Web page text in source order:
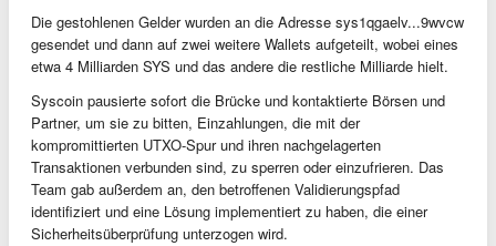
Die gestohlenen Gelder wurden an die Adresse sys1qgaelv...9wvcw
gesendet und dann auf zwei weitere Wallets aufgeteilt, wobei eines
etwa 4 Milliarden SYS und das andere die restliche Milliarde hielt.
Syscoin pausierte sofort die Brücke und kontaktierte Börsen und
Partner, um sie zu bitten, Einzahlungen, die mit der
kompromittierten UTXO-Spur und ihren nachgelagerten
Transaktionen verbunden sind, zu sperren oder einzufrieren. Das
Team gab außerdem an, den betroffenen Validierungspfad
identifiziert und eine Lösung implementiert zu haben, die einer
Sicherheitsüberprüfung unterzogen wird.